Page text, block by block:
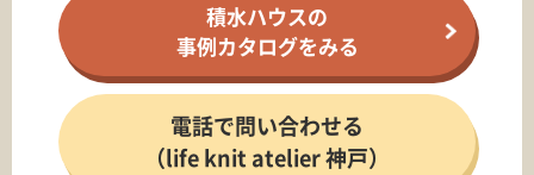
積水ハウスの
事例カタログをみる
電話で問い合わせる
（life knit atelier 神戸）